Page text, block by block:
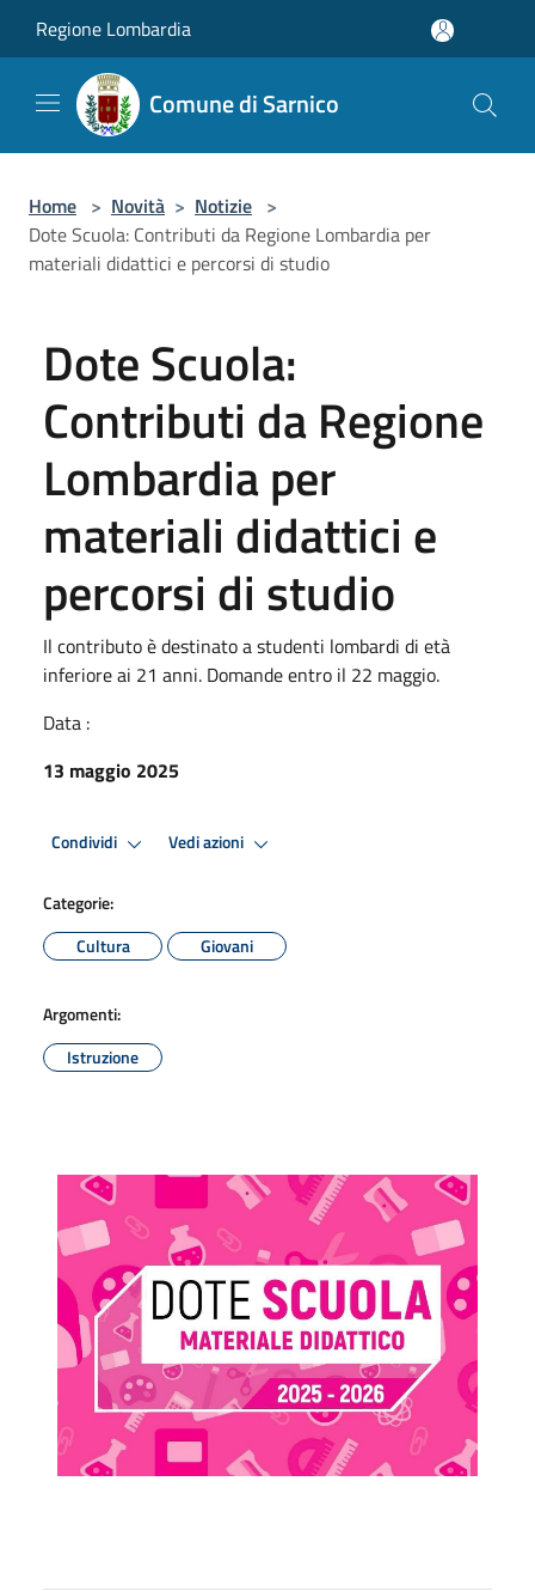
Regione Lombardia
Comune di Sarnico
Home > Novità > Notizie >
Dote Scuola: Contributi da Regione Lombardia per
materiali didattici e percorsi di studio
Dote Scuola:
Contributi da Regione
Lombardia per
materiali didattici e
percorsi di studio
Il contributo è destinato a studenti lombardi di età
inferiore ai 21 anni. Domande entro il 22 maggio.
Data :
13 maggio 2025
Condividi Vedi azioni
Categorie:
Cultura
Giovani
Argomenti:
Istruzione